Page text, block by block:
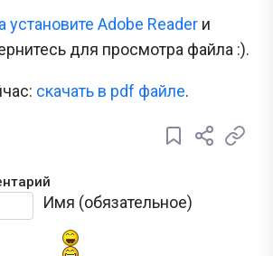
Adobe Reader и
для просмотра файла :).
cкачать в pdf файле.
Имя (обязательное)